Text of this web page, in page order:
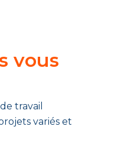
vous
travail
variés et